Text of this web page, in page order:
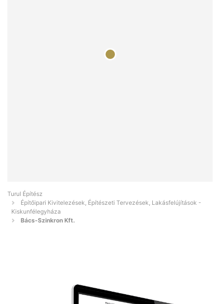
Turul Építész
Építőipari Kivitelezések, Építészeti Tervezések, Lakásfelújítások -
Kiskunfélegyháza
Bács-Szinkron Kft.